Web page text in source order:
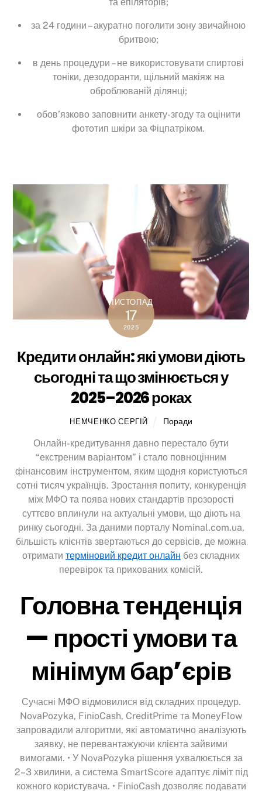
та епіляторів;
за 24 години – акуратно поголити зону звичайною
бритвою;
в день процедури – не використовувати спиртові
тоніки, дезодоранти, щільний макіяж на
оброблюваній ділянці;
обов’язково заповнити анкету-згоду та оцінити
фототип шкіри за Фіцпатріком.
ЛИСТОПАД
17
2025
Кредити онлайн: які умови діють
сьогодні та що змінюється у
2025–2026 роках
НЕМЧЕНКО СЕРГІЙ Поради
Онлайн-кредитування давно перестало бути
“екстреним варіантом” і стало повноцінним
фінансовим інструментом, яким щодня користуються
сотні тисяч українців. Зростання попиту, конкуренція
між МФО та поява нових стандартів прозорості
суттєво вплинули на актуальні умови, що діють на
ринку сьогодні. За даними порталу Nominal.com.ua,
більшість клієнтів звертаються до сервісів, де можна
отримати терміновий кредит онлайн без складних
перевірок та прихованих комісій.
Головна тенденція
— прості умови та
мінімум бар’єрів
Сучасні МФО відмовилися від складних процедур.
NovaPozyka, FinioCash, CreditPrime та MoneyFlow
запровадили алгоритми, які автоматично аналізують
заявку, не перевантажуючи клієнта зайвими
вимогами. • У NovaPozyka рішення ухвалюється за
2–3 хвилини, а система SmartScore адаптує ліміт під
кожного користувача. • FinioCash дозволяє подавати